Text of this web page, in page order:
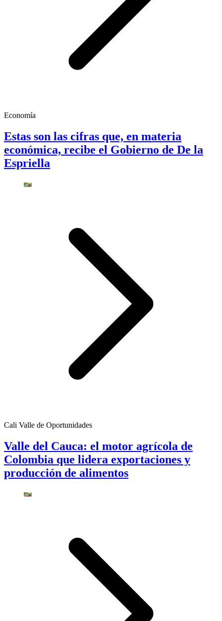
Economía
Estas son las cifras que, en materia
económica, recibe el Gobierno de De la
Espriella
Cali Valle de Oportunidades
Valle del Cauca: el motor agrícola de
Colombia que lidera exportaciones y
producción de alimentos